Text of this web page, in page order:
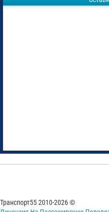
Транспорт55 2010-2026 ©